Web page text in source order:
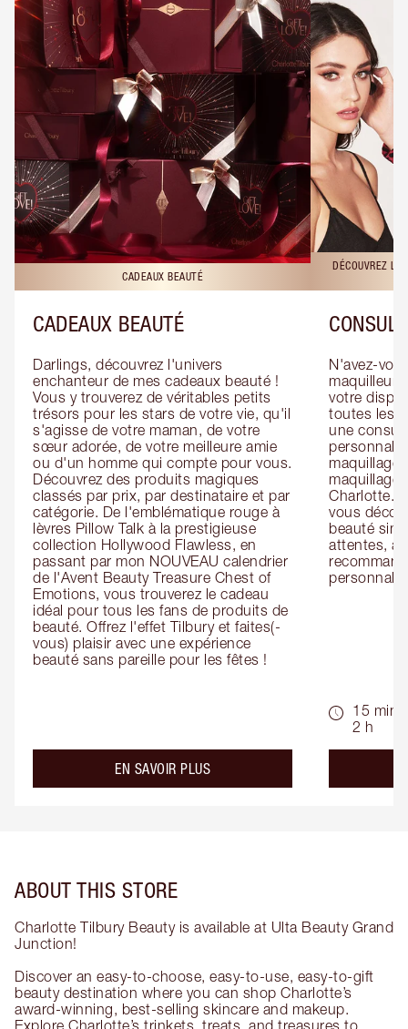
CADEAUX BEAUTÉ
CADEAUX BEAUTÉ
Darlings, découvrez l'univers
enchanteur de mes cadeaux beauté !
Vous y trouverez de véritables petits
trésors pour les stars de votre vie, qu'il
s'agisse de votre maman, de votre
sœur adorée, de votre meilleure amie
ou d'un homme qui compte pour vous.
Découvrez des produits magiques
classés par prix, par destinataire et par
catégorie. De l'emblématique rouge à
lèvres Pillow Talk à la prestigieuse
collection Hollywood Flawless, en
passant par mon NOUVEAU calendrier
de l'Avent Beauty Treasure Chest of
Emotions, vous trouverez le cadeau
idéal pour tous les fans de produits de
beauté. Offrez l'effet Tilbury et faites(-
vous) plaisir avec une expérience
beauté sans pareille pour les fêtes !
EN SAVOIR PLUSabout the
DÉCOUVREZ
N'avez-
maquilleur
votre
toutes les
une
maquillage
maquillage
Charlotte.
vous
beauté
attentes,
15 min -
2 h
ABOUT THIS STORE
Charlotte Tilbury Beauty is available at Ulta Beauty Grand
Junction!
Discover an easy-to-choose, easy-to-use, easy-to-gift
beauty destination where you can shop Charlotte’s
award-winning, best-selling skincare and makeup.